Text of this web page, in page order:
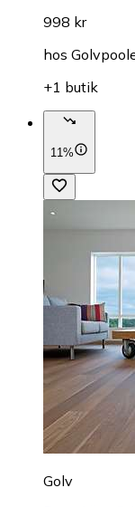
998 kr
hos
+1 butik
11%
Golv